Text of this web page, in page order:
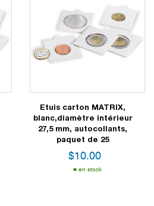
Etuis carton MATRIX,
blanc,diamètre intérieur
27,5 mm, autocollants,
paquet de 25
$10.00
en stock